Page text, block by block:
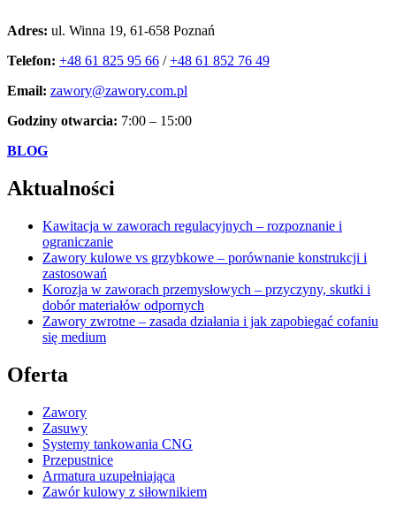
Adres: ul. Winna 19, 61-658 Poznań
Telefon: +48 61 825 95 66 /+48 61 852 76 49
Email: zawory@zawory.com.pl
Godziny otwarcia: 7:00 – 15:00
BLOG
Aktualności
Kawitacja w zaworach regulacyjnych – rozpoznanie i
ograniczanie
Zawory kulowe vs grzybkowe – porównanie konstrukcji i
zastosowań
Korozja w zaworach przemysłowych – przyczyny, skutki i
dobór materiałów odpornych
Zawory zwrotne – zasada działania i jak zapobiegać cofaniu
się medium
Oferta
Zawory
Zasuwy
Systemy tankowania CNG
Przepustnice
Armatura uzupełniająca
Zawór kulowy z siłownikiem